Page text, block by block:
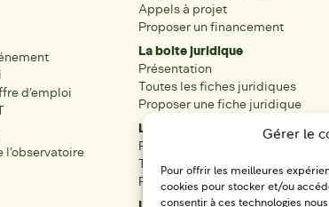
Gérer le
Pour offrir les meilleures
cookies pour stocker et/ou
consentir à ces technologies
d’emploi
l’observatoire
Appels à projet
Proposer un financement
La boite juridique
Présentation
Toutes les fiches juridiques
Proposer une fiche juridique
Les acteurs
Présentation
Tous les acteurs
Proposer une fiche acteur